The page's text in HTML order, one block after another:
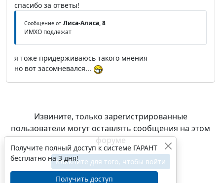
спасибо за ответы!
Сообщение от Лиса-Алиса, 8
ИМХО подлежат
я тоже придерживаюсь такого мнения
но вот засомневался...
Извините, только зарегистрированные
пользователи могут оставлять сообщения на этом
форуме
Кликните для того, чтобы войти
Получите полный доступ к системе ГАРАНТ
бесплатно на 3 дня!
Получить доступ